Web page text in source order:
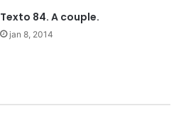
Texto 84. A couple.
jan 8, 2014